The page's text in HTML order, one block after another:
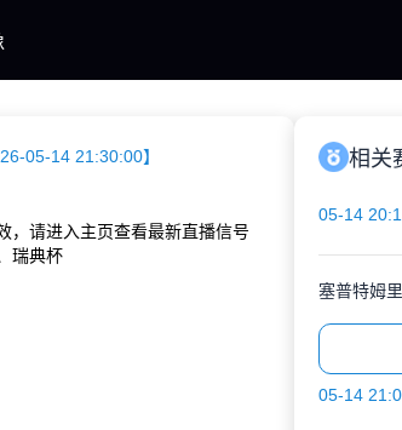
05-14 21:30:00】
，请进入主页查看最新直播信号
瑞典杯
相关
05-14
塞普特姆里
05-14